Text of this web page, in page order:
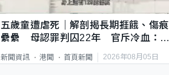
五歲童遭虐死｜解剖揭長期捱餓、傷痕
纍纍 母認罪判囚22年 官斥冷血：同
新聞資訊 港聞 首頁新聞 2026年08月05日